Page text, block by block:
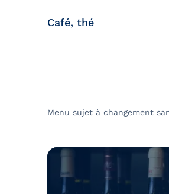
Café, thé
Menu sujet à changement